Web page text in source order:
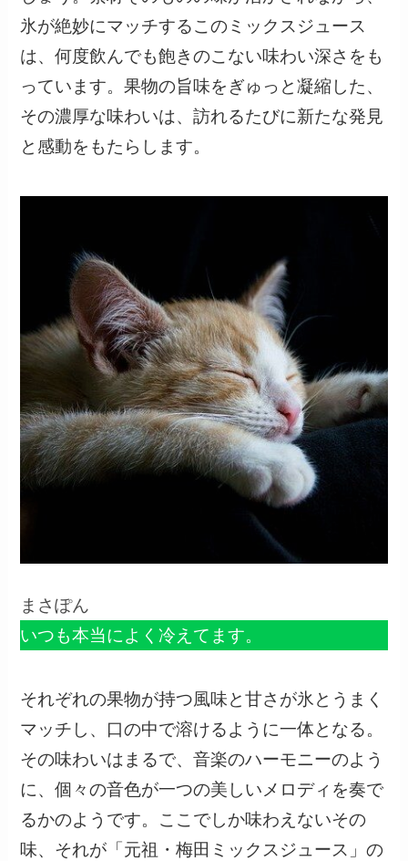
氷が絶妙にマッチするこのミックスジュース
は、何度飲んでも飽きのこない味わい深さをも
っています。果物の旨味をぎゅっと凝縮した、
その濃厚な味わいは、訪れるたびに新たな発見
と感動をもたらします。
まさぽん
いつも本当によく冷えてます。
それぞれの果物が持つ風味と甘さが氷とうまく
マッチし、口の中で溶けるように一体となる。
その味わいはまるで、音楽のハーモニーのよう
に、個々の音色が一つの美しいメロディを奏で
るかのようです。ここでしか味わえないその
味、それが「元祖・梅田ミックスジュース」の